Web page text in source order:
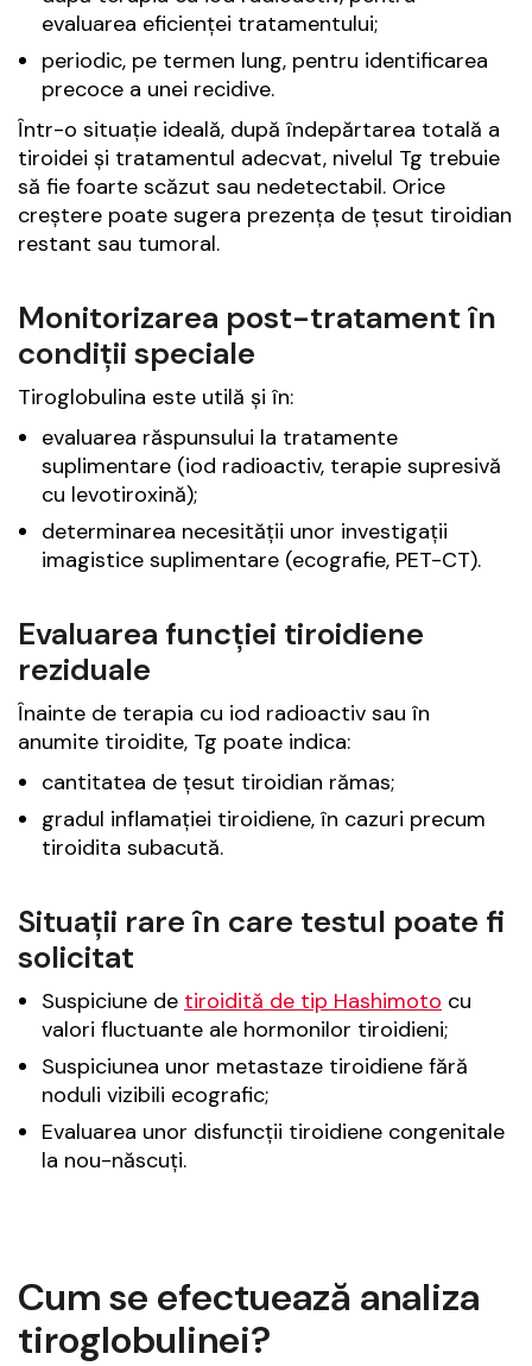
evaluarea eficienței tratamentului;
periodic, pe termen lung, pentru identificarea
precoce a unei recidive.
Într-o situație ideală, după îndepărtarea totală a
tiroidei și tratamentul adecvat, nivelul Tg trebuie
să fie foarte scăzut sau nedetectabil. Orice
creștere poate sugera prezența de țesut tiroidian
restant sau tumoral.
Monitorizarea post-tratament în
condiții speciale
Tiroglobulina este utilă și în:
evaluarea răspunsului la tratamente
suplimentare (iod radioactiv, terapie supresivă
cu levotiroxină);
determinarea necesității unor investigații
imagistice suplimentare (ecografie, PET-CT).
Evaluarea funcției tiroidiene
reziduale
Înainte de terapia cu iod radioactiv sau în
anumite tiroidite, Tg poate indica:
cantitatea de țesut tiroidian rămas;
gradul inflamației tiroidiene, în cazuri precum
tiroidita subacută.
Situații rare în care testul poate fi
solicitat
Suspiciune de tiroidită de tip Hashimoto cu
valori fluctuante ale hormonilor tiroidieni;
Suspiciunea unor metastaze tiroidiene fără
noduli vizibili ecografic;
Evaluarea unor disfuncții tiroidiene congenitale
la nou-născuți.
Cum se efectuează analiza
tiroglobulinei?